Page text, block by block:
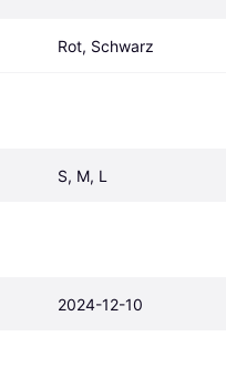
Rot, Schwarz
S, M, L
2024-12-10